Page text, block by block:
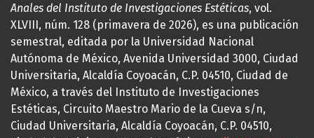
Anales del Instituto de Investigaciones Estéticas, vol.
XLVIII, núm. 128 (primavera de 2026), es una publicación
semestral, editada por la Universidad Nacional
Autónoma de México, Avenida Universidad 3000, Ciudad
Universitaria, Alcaldía Coyoacán, C.P. 04510, Ciudad de
México, a través del Instituto de Investigaciones
Estéticas, Circuito Maestro Mario de la Cueva s/n,
Ciudad Universitaria, Alcaldía Coyoacán, C.P. 04510,